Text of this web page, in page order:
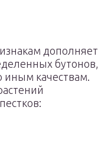
дополняет
бутонов,
иным качествам.